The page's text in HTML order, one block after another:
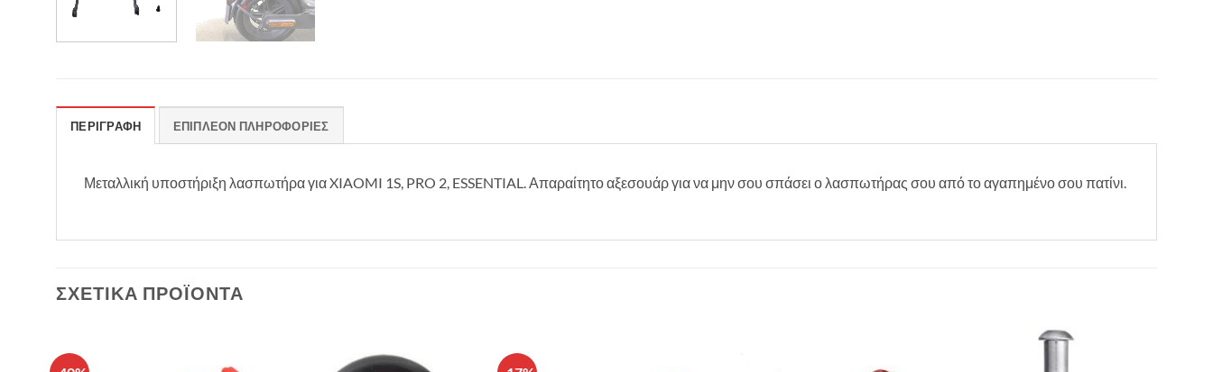
ΠΕΡΙΓΡΑΦΉ ΕΠΙΠΛΈΟΝ ΠΛΗΡΟΦΟΡΊΕΣ
Μεταλλική υποστήριξη λασπωτήρα για XIAOMI 1S, PRO 2, ESSENTIAL. Απαραίτητο αξεσουάρ για να μην σου σπάσει ο λασπωτήρας σου από το αγαπημένο σου πατίνι.
ΣΧΕΤΙΚΆ ΠΡΟΪΌΝΤΑ